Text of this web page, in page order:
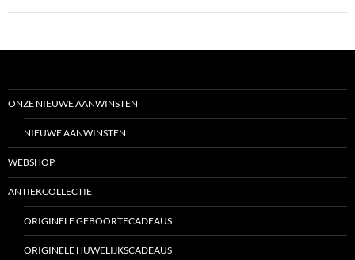
ONZE NIEUWE AANWINSTEN
NIEUWE AANWINSTEN
WEBSHOP
ANTIEKCOLLECTIE
ORIGINELE GEBOORTECADEAUS
ORIGINELE HUWELIJKSCADEAUS